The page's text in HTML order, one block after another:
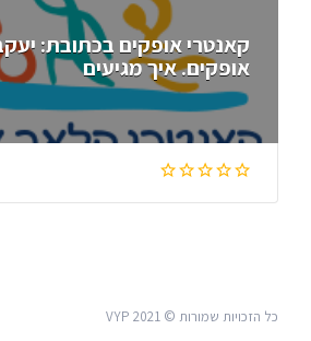
אופקים. איך מגיעים
כל הזכויות שמורות © VYP 2021